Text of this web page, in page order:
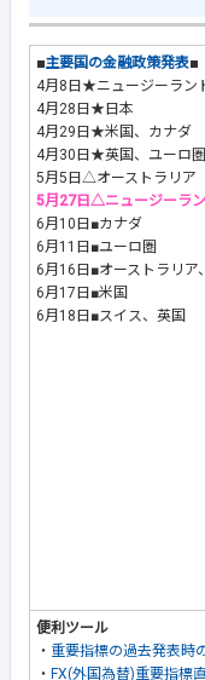
■主要国の金融政策発表■
4月8日★ニュージーラン
4月28日★日本
4月29日★米国、カナダ
4月30日★英国、ユーロ圏
5月5日△オーストラリア
5月27日△ニュージーラ
6月10日■カナダ
6月11日■ユーロ圏
6月16日■オーストラリア
6月17日■米国
6月18日■スイス、英国
便利ツール
・ 重要指標の過去発表時
・ FX(外国為替)重要指標